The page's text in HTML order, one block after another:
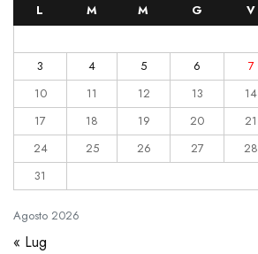
Agosto 2026
L M M G V
3
4 5 6 7
10
11 12 13 14
17
18 19 20 21
24
25 26 27 28
31
« Lug